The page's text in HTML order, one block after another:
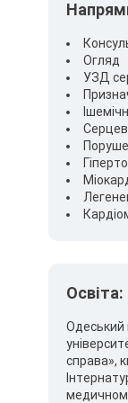
Огляд
УЗД
Освіта:
Одеський
справа»,